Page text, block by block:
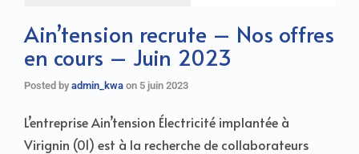
Ain’tension recrute – Nos offres
en cours – Juin 2023
Posted byadmin_kwa on 5 juin 2023
L’entreprise Ain’tension Électricité implantée à
Virignin (01) est à la recherche de collaborateurs